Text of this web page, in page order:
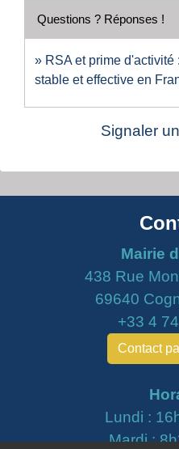
Questions ? Réponses !
RSA et prime
stable et effective en
Signaler
Mairie
438 Rue
69640
+33 4
Contact
Lundi :
Mardi :